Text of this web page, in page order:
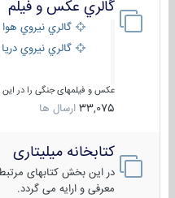
گالري عكس و فيلم
گالري نيروي هوايي
گالري نيروي دريايي
عکس و فیلمهای جنگی را در این
33,075 ارسال ها
کتابخانه میلیتاری
در این بخش کتابهای مرتبط
معرفی و ارایه می گردد.